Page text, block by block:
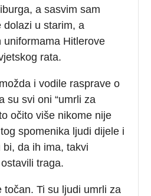
a sasvim sam
dolazi u starim, a
uniformama Hitlerove
rata.
i vodile rasprave o
su svi oni “umrli za
očito više nikome nije
spomenika ljudi dijele i
da ih ima, takvi
traga.
točan. Ti su ljudi umrli za